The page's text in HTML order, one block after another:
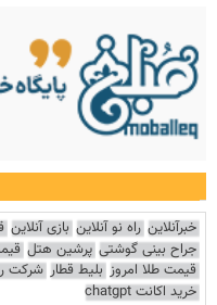
خبرآنلاین راه نو آنلاین بازی آنلاین
جراح بینی گوشتی پرشین هتل
قیمت طلا امروز بلیط قطار شرکت
خرید اکانت chatgpt